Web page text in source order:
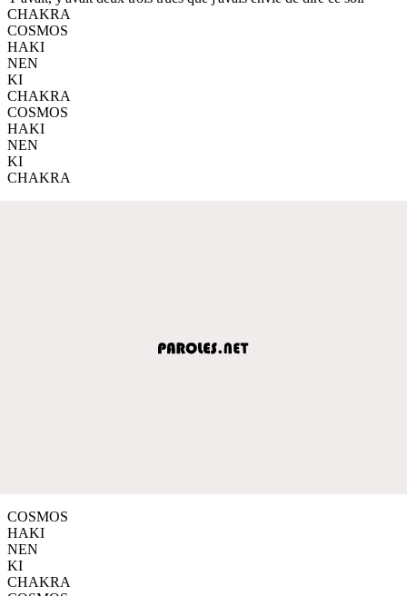
CHAKRA
COSMOS
HAKI
NEN
KI
CHAKRA
COSMOS
HAKI
NEN
KI
CHAKRA
COSMOS
HAKI
NEN
KI
CHAKRA